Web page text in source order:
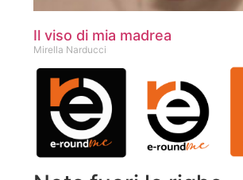
Il viso di mia madrea
Mirella Narducci